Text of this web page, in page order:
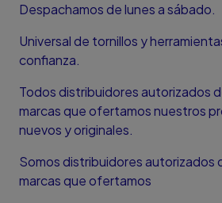
Despachamos de lunes a sábado.
Universal de tornillos y
confianza.
Todos distribuidores autorizados
marcas que ofertamos nuestros
nuevos y originales.
Somos distribuidores autorizados
marcas que ofertamos